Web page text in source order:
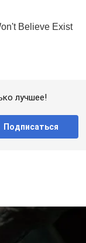
лучшее!
Подписаться